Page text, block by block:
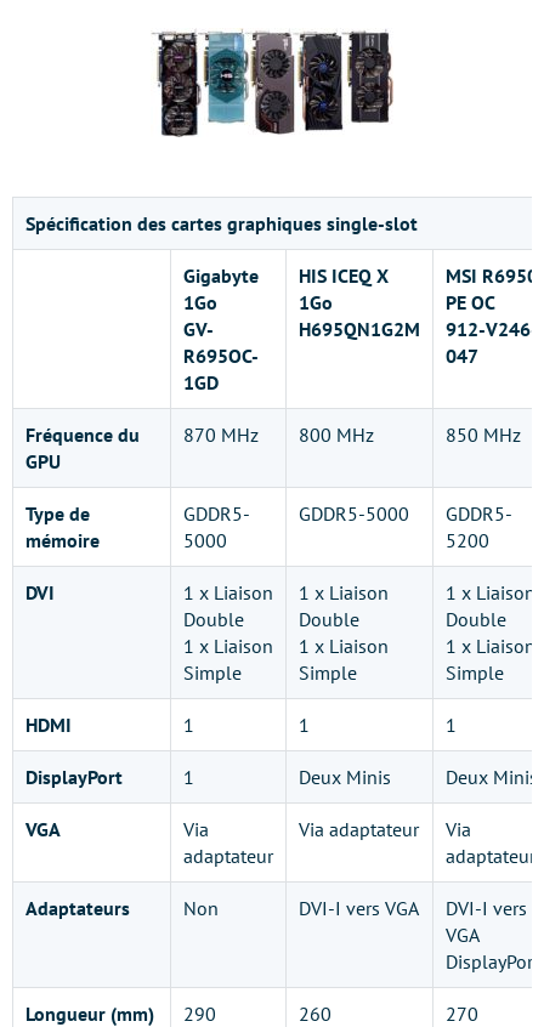
Spécification des cartes graphiques single-slot
Gigabyte
1Go
GV-
R695OC-
1GD
HIS ICEQ X
1Go
H695QN1G2M
MSI R6950
PE OC
912-V246-
047
Fréquence du
GPU
870 MHz 800 MHz 850 MHz
Type de
mémoire
GDDR5-
5000
GDDR5-5000
GDDR5-
5200
DVI
1 x Liaison
Double
1 x Liaison
Simple
1 x Liaison
Double
1 x Liaison
Simple
1 x Liaison
Double
1 x Liaison
Simple
HDMI 1 1 1
DisplayPort 1 Deux Minis Deux Minis
VGA
Via
adaptateur
Via adaptateur
Via
adaptateur
Adaptateurs Non DVI-I vers VGA
DVI-I vers
VGA
DisplayPort
Longueur (mm) 290 260 270